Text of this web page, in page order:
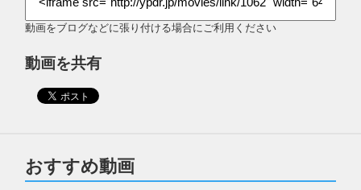
動画をブログなどに張り付ける場合にご利用ください
動画を共有
おすすめ動画